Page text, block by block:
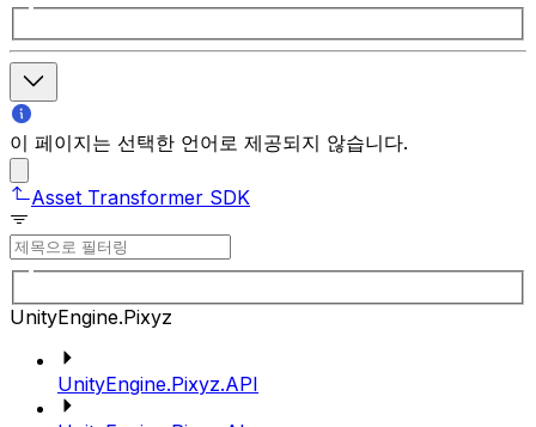
이 페이지는 선택한 언어로 제공되지 않습니다.
Asset Transformer SDK
UnityEngine.Pixyz
UnityEngine.Pixyz.API